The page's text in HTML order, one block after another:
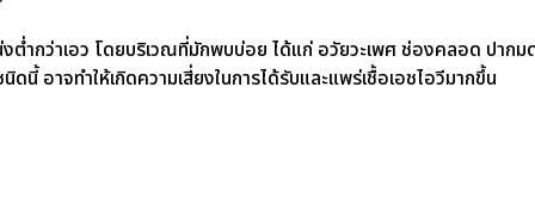
ต่ำกว่าเอว โดยบริเวณที่มักพบบ่อย ได้แก่ อวัยวะเพศ ช่องคลอด ปากม
อาจทำให้เกิดความเสี่ยงในการได้รับและแพร่เชื้อเอชไอวีมากขึ้น